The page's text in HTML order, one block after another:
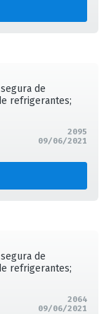
de
refrigerantes;
2095
09/06/2021
de
refrigerantes;
2064
09/06/2021